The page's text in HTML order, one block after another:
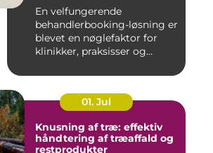
En velfungerende
behandlerbooking-løsning er
blevet en nøglefaktor for
klinikker, praksisser og
01. Jul
Knusning af træ: effektiv
håndtering af træaffald og
restprodukter